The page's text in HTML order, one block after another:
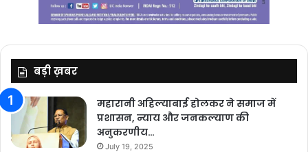
बड़ी ख़बर
महारानी अहिल्याबाई होलकर ने समाज में
प्रशासन, न्याय और जनकल्याण की
अनुकरणीय…
July 19, 2025